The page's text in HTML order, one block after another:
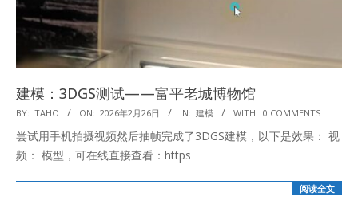
建模：3DGS测试——富平老城博物馆
2026-
02-
26
BY: TAHO ON: 2026年2月26日 IN: 建模 WITH: 0 COMMENTS
尝试用手机拍摄视频然后抽帧完成了3DGS建模，以下是效果： 视
频： 模型，可在线直接查看：https
阅读全文